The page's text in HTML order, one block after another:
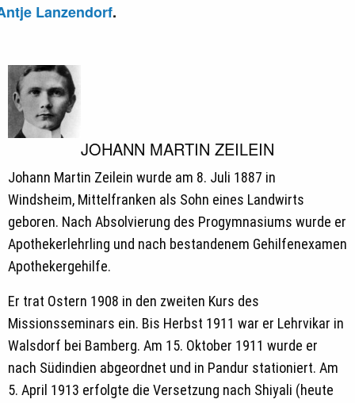
Lanzendorf.
JOHANN MARTIN ZEILEIN
Johann Martin Zeilein wurde am 8. Juli 1887 in
Windsheim, Mittelfranken als Sohn eines Landwirts
geboren. Nach Absolvierung des Progymnasiums wurde er
Apothekerlehrling und nach bestandenem Gehilfenexamen
Apothekergehilfe.
Er trat Ostern 1908 in den zweiten Kurs des
Missionsseminars ein. Bis Herbst 1911 war er Lehrvikar in
Walsdorf bei Bamberg. Am 15. Oktober 1911 wurde er
nach Südindien abgeordnet und in Pandur stationiert. Am
5. April 1913 erfolgte die Versetzung nach Shiyali (heute